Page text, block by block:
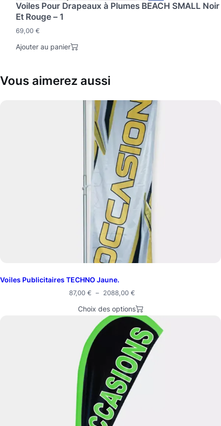
Voiles Pour Drapeaux à Plumes BEACH SMALL Noir
Et Rouge – 1
69,00 €
Ajouter au panier
Vous aimerez aussi
Voiles Publicitaires TECHNO Jaune.
87,00 € – 2088,00 €
Choix des options